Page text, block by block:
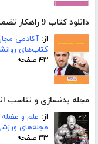
دانلود کتاب 9 راهکار تضمینی برای افزایش اعتماد به نفس
از: آکادمی
کتاب‌های
۴۳ صفحه
مجله بدنسازی و تناسب
از: علم و عضله
مجله‌های
۳۳ صفحه